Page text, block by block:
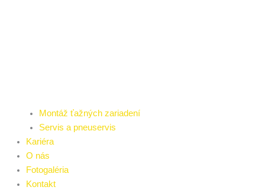
Montáž ťažných zariadení
Servis a pneuservis
Kariéra
O nás
Fotogaléria
Kontakt